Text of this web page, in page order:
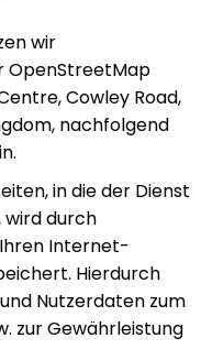
wir
OpenStreetMap
Cowley Road,
nachfolgend
in die der Dienst
wird durch
Internet-
Hierdurch
Nutzerdaten zum
zur Gewährleistung